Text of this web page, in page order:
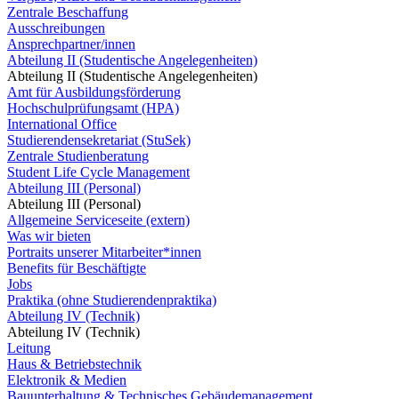
Zentrale Beschaffung
Ausschreibungen
Ansprechpartner/innen
Abteilung II (Studentische Angelegenheiten)
Abteilung II (Studentische Angelegenheiten)
Amt für Ausbildungsförderung
Hochschulprüfungsamt (HPA)
International Office
Studierendensekretariat (StuSek)
Zentrale Studienberatung
Student Life Cycle Management
Abteilung III (Personal)
Abteilung III (Personal)
Allgemeine Serviceseite (extern)
Was wir bieten
Portraits unserer Mitarbeiter*innen
Benefits für Beschäftigte
Jobs
Praktika (ohne Studierendenpraktika)
Abteilung IV (Technik)
Abteilung IV (Technik)
Leitung
Haus & Betriebstechnik
Elektronik & Medien
Bauunterhaltung & Technisches Gebäudemanagement